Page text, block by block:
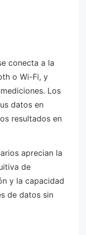
conecta a la
o Wi-Fi, y
Los
datos en
resultados en
aprecian la
de
y la capacidad
de datos sin